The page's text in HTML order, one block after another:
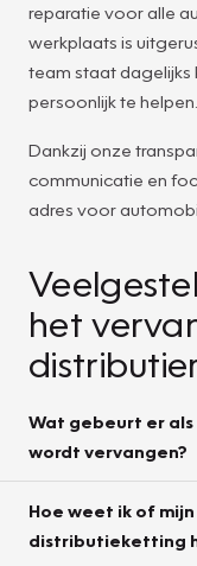
reparatie voor alle
werkplaats is
team staat dagelijks
persoonlijk te helpen.
Dankzij onze
communicatie en
adres voor
het
Wat gebeurt er
wordt vervangen?
Hoe weet ik of
distributieketting